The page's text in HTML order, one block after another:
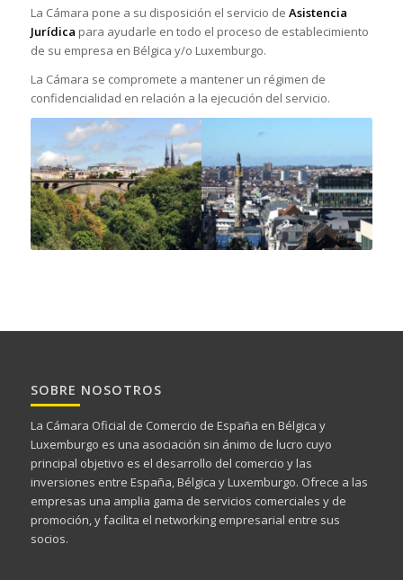
La Cámara pone a su disposición el servicio de Asistencia
Jurídica para ayudarle en todo el proceso de establecimiento
de su empresa en Bélgica y/o Luxemburgo.
La Cámara se compromete a mantener un régimen de
confidencialidad en relación a la ejecución del servicio.
SOBRE NOSOTROS
La Cámara Oficial de Comercio de España en Bélgica y
Luxemburgo es una asociación sin ánimo de lucro cuyo
principal objetivo es el desarrollo del comercio y las
inversiones entre España, Bélgica y Luxemburgo. Ofrece a las
empresas una amplia gama de servicios comerciales y de
promoción, y facilita el networking empresarial entre sus
socios.